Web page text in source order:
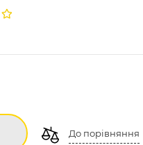
До порівняння